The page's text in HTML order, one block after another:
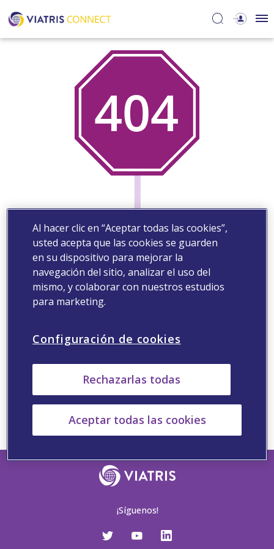
¡Opps!
Página no encontrada.
Parece que no podemos encontrar la página que está
buscando. En su lugar, aquí hay algunos enlaces útiles:
Buscar Contacto Ayuda
¡Síguenos!
Al hacer clic en “Aceptar todas las cookies”,
usted acepta que las cookies se guarden
en su dispositivo para mejorar la
navegación del sitio, analizar el uso del
mismo, y colaborar con nuestros estudios
para marketing.
Configuración de cookies
Rechazarlas todas
Aceptar todas las cookies